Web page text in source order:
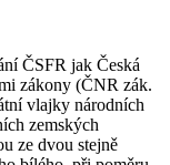
ČSFR jak Česká
zákony (ČNR zák.
vlajky národních
zemských
ze dvou stejně